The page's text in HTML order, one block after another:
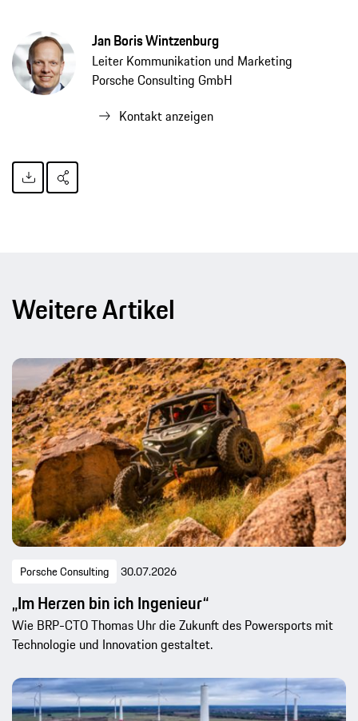
Jan Boris Wintzenburg
Leiter Kommunikation und Marketing
Porsche Consulting GmbH
Kontakt anzeigen
Weitere Artikel
Porsche Consulting 30.07.2026
„Im Herzen bin ich Ingenieur“
Wie BRP-CTO Thomas Uhr die Zukunft des Powersports mit
Technologie und Innovation gestaltet.